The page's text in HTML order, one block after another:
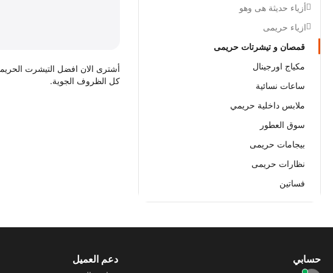
أشترى الان افضل التيشرت
كل الظروف الجوية.
أزياء حديثة هى وهو
ازياء حريمى
قمصان و تيشرتات حريمى
مكياج اورجينال
ساعات نسائية
ملابس داخلية حريمي
سوق العطور
بيجامات حريمى
نظارات حريمى
فساتين
حسابي دعم العميل